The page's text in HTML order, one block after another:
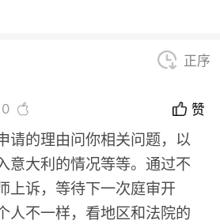
正序
赞
请的理由问你相关问题，以
意大利的情况等等。通过不
上诉，等待下一次庭审开
人不一样，看地区和法院的